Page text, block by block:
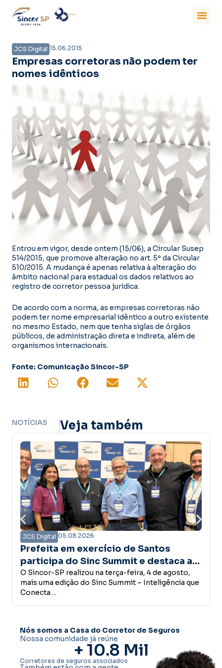
JCS Digital 15.06.2015
Empresas corretoras não podem ter
nomes idênticos
Entrou em vigor, desde ontem (15/06), a Circular Susep
514/2015, que promove alteração no art. 5º da Circular
510/2015. A mudança é apenas relativa à alteração do
âmbito nacional para estadual os dados relativos ao
registro de corretor pessoa jurídica.
De acordo com a norma, as empresas corretoras não
podem ter nome empresarial idêntico a outro existente
no mesmo Estado, nem que tenha siglas de órgãos
públicos, de administração direta e indireta, além de
organismos internacionais.
Fonte: Comunicação Sincor-SP
NOTÍCIAS Veja também
exercício de Santos
Sinc Summit e destaca a
do seguro
realizou na terça-feira, 4 de agosto,
do Sinc Summit – Inteligência que
Presidente
com
para
mercado
O presidente
governador do
Nós somos a Casa do Corretor de Seguros
Nossa comunidade já reúne
+ 10.8 Mil
Corretores de seguros associados